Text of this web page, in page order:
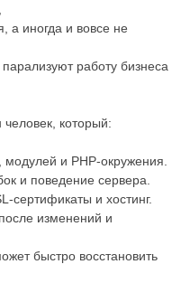
а иногда и вовсе не
работу бизнеса
человек, который:
и PHP-окружения.
и поведение сервера.
сертификаты и хостинг.
изменений и
быстро восстановить